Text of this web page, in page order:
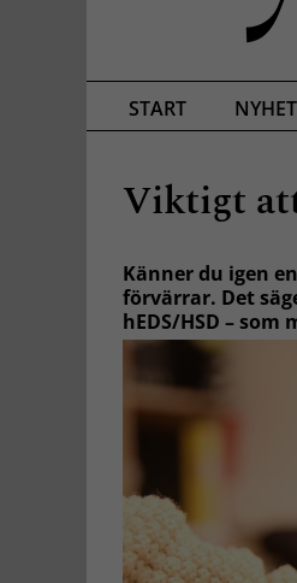
START
Viktigt
Känner du igen
förvärrar. Det
hEDS/HSD – som